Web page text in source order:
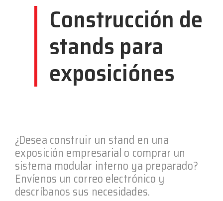
Construcción de
stands para
exposiciónes
¿Desea construir un stand en una
exposición empresarial o comprar un
sistema modular interno ya preparado?
Envíenos un correo electrónico y
descríbanos sus necesidades.